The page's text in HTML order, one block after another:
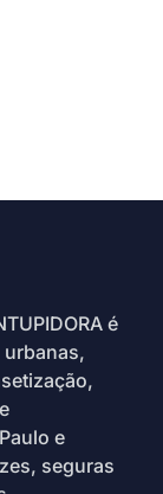
é
e
seguras